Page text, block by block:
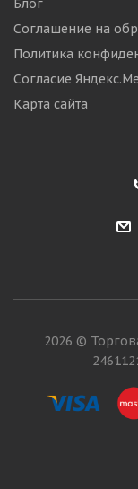
Блог
Соглашение на
Политика
Согласие
Карта сайта
2026 ©